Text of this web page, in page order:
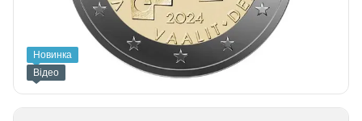
Новинка
Відео